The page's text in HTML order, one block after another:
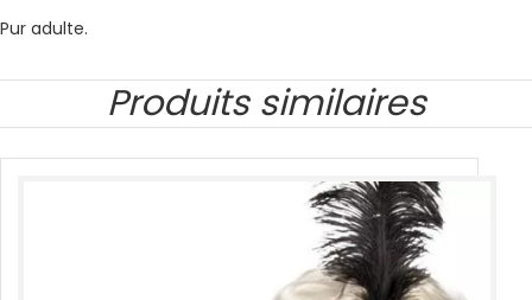
Pur adulte.
Produits similaires